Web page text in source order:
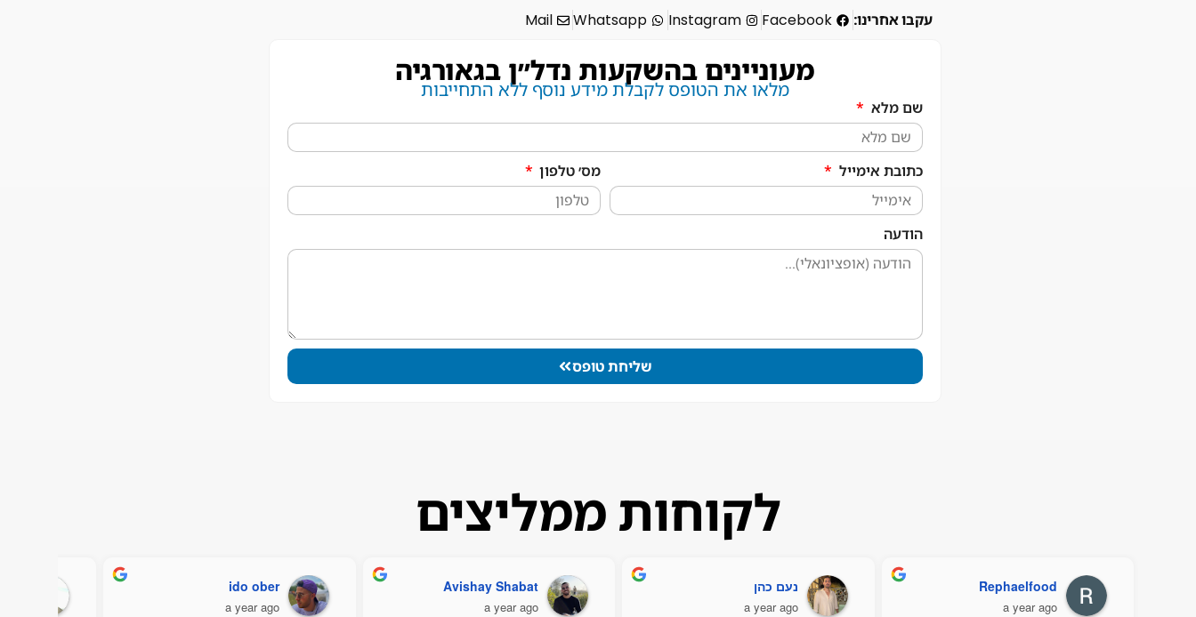
עקבו אחרינו:
Facebook
Instagram
Whatsapp
Mail
מעוניינים בהשקעות נדל״ן בגאורגיה
מלאו את הטופס לקבלת מידע נוסף ללא התחייבות
שם מלא
כתובת אימייל מס׳ טלפון
הודעה
שליחת טופס
לקוחות ממליצים
Rephaelfood
a year ago
נעם כהן
a year ago
Avishay Shabat
a year ago
‪ido ober‬‏
a year ago